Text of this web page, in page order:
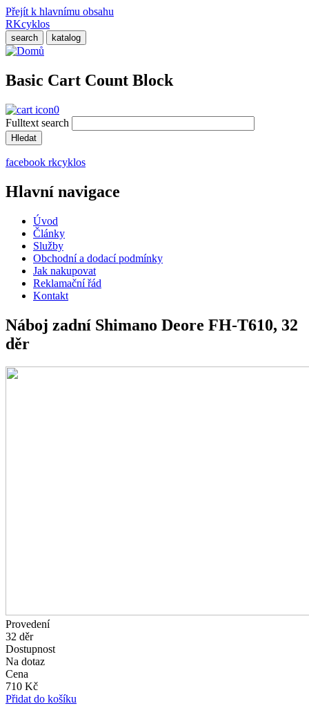
Přejít k hlavnímu obsahu
RKcyklos
search katalog
Basic Cart Count Block
0
Fulltext search
facebook rkcyklos
Hlavní navigace
Úvod
Články
Služby
Obchodní a dodací podmínky
Jak nakupovat
Reklamační řád
Kontakt
Náboj zadní Shimano Deore FH-T610, 32
děr
Provedení
32 děr
Dostupnost
Na dotaz
Cena
710 Kč
Přidat do košíku